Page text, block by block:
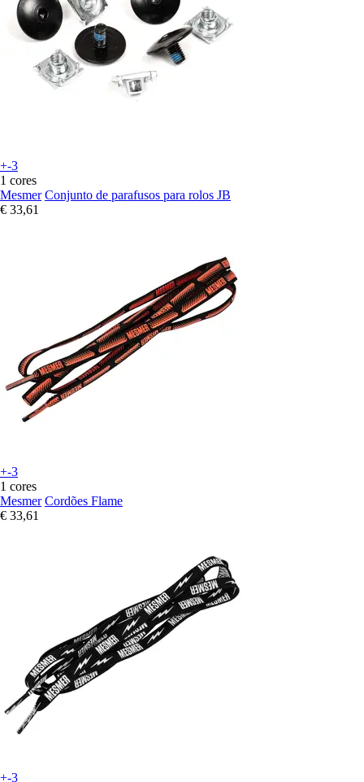
+-3
1 cores
Mesmer Conjunto de parafusos para rolos JB
€ 33,61
+-3
1 cores
Mesmer Cordões Flame
€ 33,61
+-3